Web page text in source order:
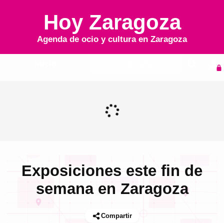
Hoy Zaragoza
Agenda de ocio y cultura en Zaragoza
Exposiciones este fin de
semana en Zaragoza
Compartir